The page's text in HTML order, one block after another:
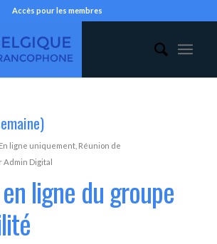
Accès pour les membres
En ligne uniquement, Réunion de
Admin Digital
ligne du groupe